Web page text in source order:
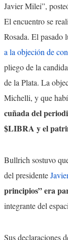
Javier Milei”,
El encuentro se
Rosada. El pasado
a la objeción de
pliego de la
de la Plata. La
Michelli, y que
cuñada del
$LIBRA y el
Bullrich sostuvo
del presidente
principios” era
integrante del
Sus declaraciones